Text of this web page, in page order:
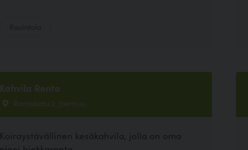
Kahvila Rento
Rantakatu 2, Joensuu
Koiraystävällinen kesäkahvila, jolla on oma